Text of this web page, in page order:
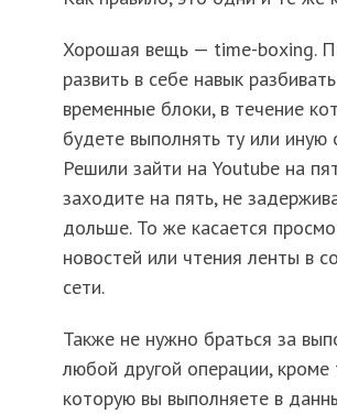
Хорошая вещь — time-boxing.
развить в себе навык
временные блоки, в течение
будете выполнять ту или иную
Решили зайти на Youtube на
заходите на пять, не
дольше. То же касается
новостей или чтения ленты в
сети.
Также не нужно браться за
любой другой операции, кроме
которую вы выполняете в